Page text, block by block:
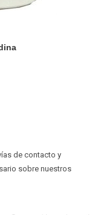
de contacto y
sobre nuestros